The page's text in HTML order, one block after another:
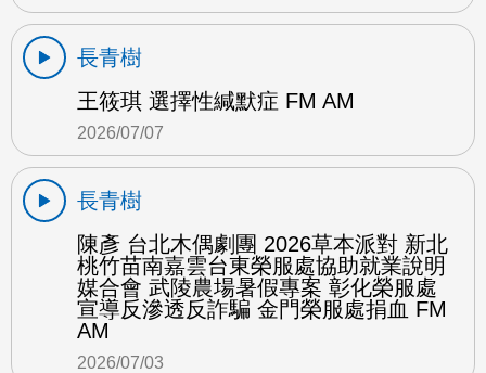
長青樹
王筱琪 選擇性緘默症 FM AM
2026/07/07
長青樹
陳彥 台北木偶劇團 2026草本派對 新北
桃竹苗南嘉雲台東榮服處協助就業說明
媒合會 武陵農場暑假專案 彰化榮服處
宣導反滲透反詐騙 金門榮服處捐血 FM
AM
2026/07/03